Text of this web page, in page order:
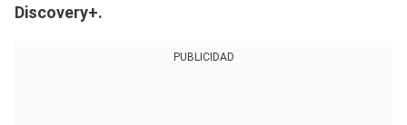
Discovery+.
PUBLICIDAD